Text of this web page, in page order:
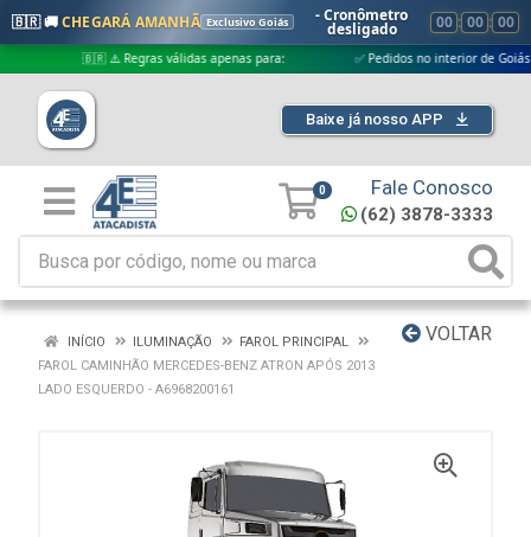
🇧🇷 🚚CHEGARÁ AMANHÃ Exclusivo Goiás - Cronômetro
desligado 00 : 00 : 00
🇧🇷 ⚠️ Regras válidas apenas para: ✅ Pedidos no interior de Goiás
Baixe já nosso APP
0 Fale Conosco
(62) 3878-3333
VOLTAR
INÍCIO ILUMINAÇÃO
FAROL PRINCIPAL
FAROL CAMINHÃO MERCEDES-BENZ ATRON APÓS 2013
LADO ESQUERDO - A6968200161